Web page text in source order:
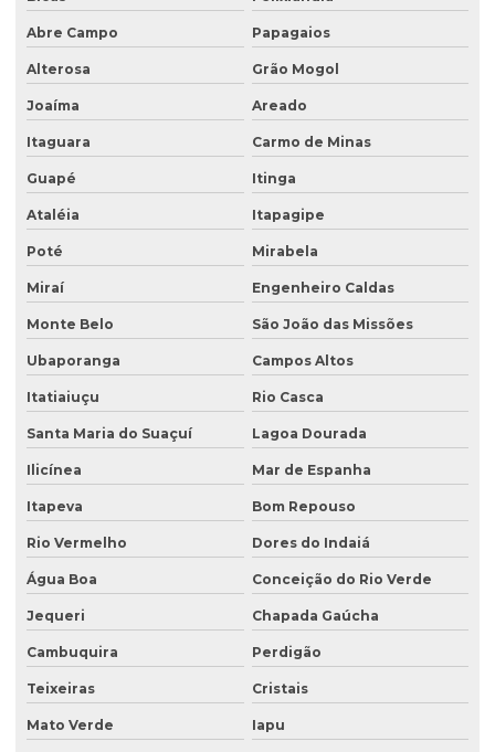
Sondagem de solo para construção civil
Sondagem de solos e rochas
Sondagem de subsolo
Sondagem de terreno para construção
Tampa para poço de monitoramento
Abre Campo Papagaios
Alterosa Grão Mogol
Joaíma Areado
Itaguara Carmo de Minas
Guapé Itinga
Ataléia Itapagipe
Poté Mirabela
Miraí Engenheiro Caldas
Monte Belo São João das Missões
Ubaporanga Campos Altos
Itatiaiuçu Rio Casca
Santa Maria do Suaçuí Lagoa Dourada
Ilicínea Mar de Espanha
Itapeva Bom Repouso
Rio Vermelho Dores do Indaiá
Água Boa Conceição do Rio Verde
Jequeri Chapada Gaúcha
Cambuquira Perdigão
Teixeiras Cristais
Mato Verde Iapu